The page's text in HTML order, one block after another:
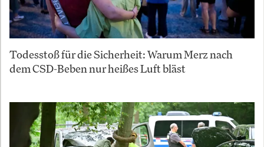
Todesstoß für die Sicherheit: Warum Merz nach
dem CSD-Beben nur heißes Luft bläst